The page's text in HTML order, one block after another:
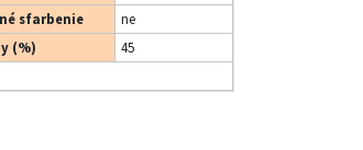
sfarbenie
ne
(%)
45